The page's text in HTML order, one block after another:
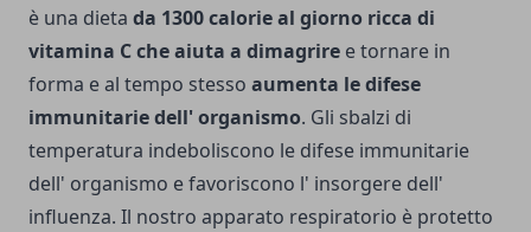
è una dieta da 1300 calorie al giorno ricca di
vitamina C che aiuta a dimagrire e tornare in
forma e al tempo stesso aumenta le difese
immunitarie dell' organismo. Gli sbalzi di
temperatura indeboliscono le difese immunitarie
dell' organismo e favoriscono l' insorgere dell'
influenza. Il nostro apparato respiratorio è protetto